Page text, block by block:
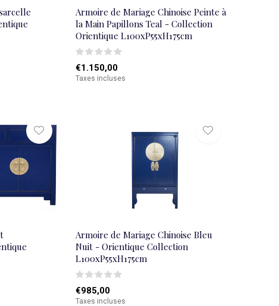
Armoire de Mariage Chinoise Peinte à
la Main Papillons Teal - Collection
Orientique L100xP55xH175cm
€1.150,00
Taxes incluses
Armoire de Mariage Chinoise Bleu
Nuit - Orientique Collection
L100xP55xH175cm
€985,00
Taxes incluses